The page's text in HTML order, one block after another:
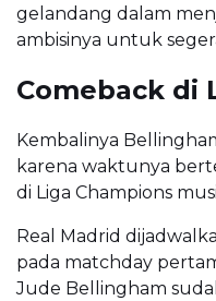
gelandang dalam
ambisinya untuk
Comeback di
Kembalinya
karena waktunya
di Liga Champions
Real Madrid
pada matchday
Jude Bellingham